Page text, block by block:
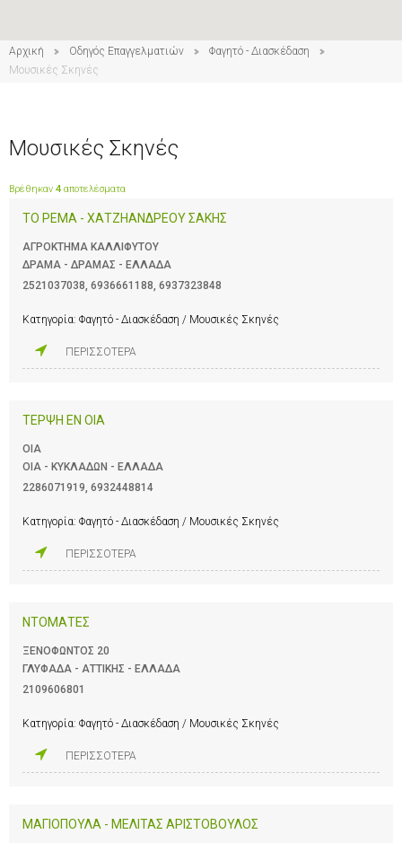
Αρχική Οδηγός Επαγγελματιών
Φαγητό - Διασκέδαση
Μουσικές Σκηνές
Μουσικές Σκηνές
Βρέθηκαν 4 αποτελέσματα
ΤΟ ΡΕΜΑ - ΧΑΤΖΗΑΝΔΡΕΟΥ ΣΑΚΗΣ
ΑΓΡΟΚΤΗΜΑ ΚΑΛΛΙΦΥΤΟΥ
ΔΡΑΜΑ - ΔΡΑΜΑΣ - ΕΛΛΑΔΑ
2521037038, 6936661188, 6937323848
Κατηγορία: Φαγητό - Διασκέδαση / Μουσικές Σκηνές
ΠΕΡΙΣΣΟΤΕΡΑ
ΤΕΡΨΗ ΕΝ ΟΙΑ
ΟΙΑ
ΟΙΑ - ΚΥΚΛΑΔΩΝ - ΕΛΛΑΔΑ
2286071919, 6932448814
Κατηγορία: Φαγητό - Διασκέδαση / Μουσικές Σκηνές
ΠΕΡΙΣΣΟΤΕΡΑ
ΝΤΟΜΑΤΕΣ
ΞΕΝΟΦΩΝΤΟΣ 20
ΓΛΥΦΑΔΑ - ΑΤΤΙΚΗΣ - ΕΛΛΑΔΑ
2109606801
Κατηγορία: Φαγητό - Διασκέδαση / Μουσικές Σκηνές
ΠΕΡΙΣΣΟΤΕΡΑ
ΜΑΓΙΟΠΟΥΛΑ - ΜΕΛΙΤΑΣ ΑΡΙΣΤΟΒΟΥΛΟΣ